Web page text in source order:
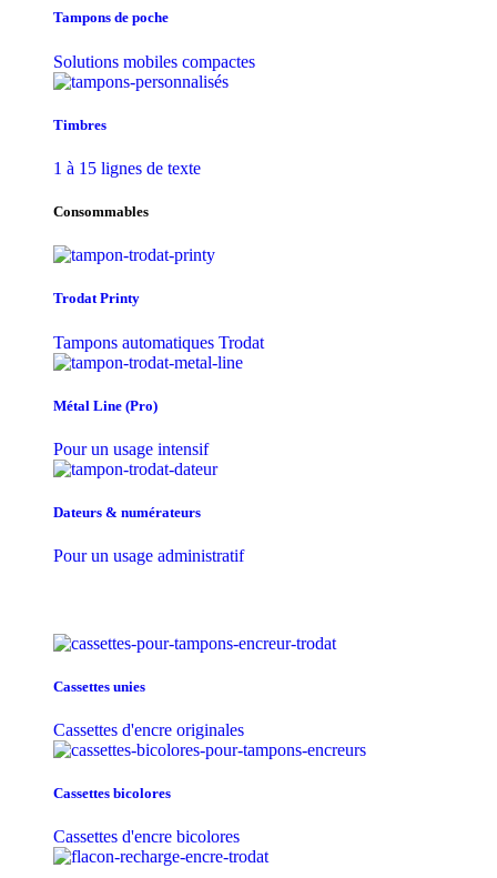
Tampons de poche
Solutions mobiles compactes
Timbres
1 à 15 lignes de texte
Consommables
Trodat Printy
Tampons automatiques Trodat
Métal Line (Pro)
Pour un usage intensif
Dateurs & numérateurs
Pour un usage administratif
Cassettes unies
Cassettes d'encre originales
Cassettes bicolores
Cassettes d'encre bicolores